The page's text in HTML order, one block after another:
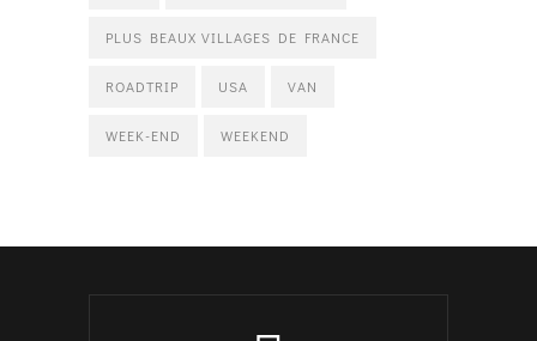
PLUS BEAUX VILLAGES DE FRANCE
ROADTRIP USA VAN
WEEK-END WEEKEND